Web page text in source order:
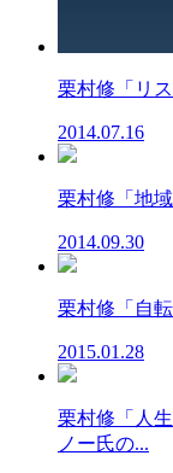
栗村修「リ
2014.07.16
栗村修「地
2014.09.30
栗村修「自
2015.01.28
栗村修「人
ノー氏の...